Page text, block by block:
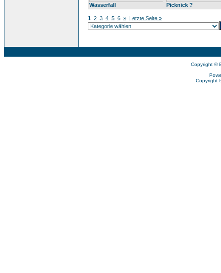
Wasserfall Picknick ?
1 2 3 4 5 6 » Letzte Seite »
Copyright ©
Copyright